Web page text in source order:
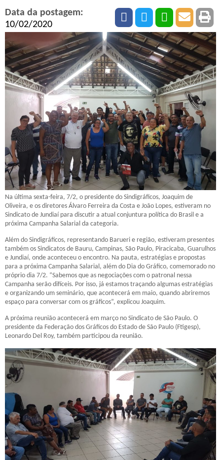
Data da postagem:
10/02/2020
Na última sexta-feira, 7/2, o presidente do Sindigráficos, Joaquim de
Oliveira, e os diretores Álvaro Ferreira da Costa e João Lopes, estiveram no
Sindicato de Jundiaí para discutir a atual conjuntura política do Brasil e a
próxima Campanha Salarial da categoria.
Além do Sindigráficos, representando Barueri e região, estiveram presentes
também os Sindicatos de Bauru, Campinas, São Paulo, Piracicaba, Guarulhos
e Jundiaí, onde aconteceu o encontro. Na pauta, estratégias e propostas
para a próxima Campanha Salarial, além do Dia do Gráfico, comemorado no
próprio dia 7/2. “Sabemos que as negociações com o patronal nessa
Campanha serão difíceis. Por isso, já estamos traçando algumas estratégias
e organizando um seminário, que acontecerá em maio, quando abriremos
espaço para conversar com os gráficos”, explicou Joaquim.
A próxima reunião acontecerá em março no Sindicato de São Paulo. O
presidente da Federação dos Gráficos do Estado de São Paulo (Ftigesp),
Leonardo Del Roy, também participou da reunião.